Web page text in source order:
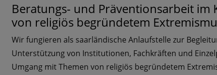
Beratungs- und Präventionsarbeit im
von religiös begründetem
Wir fungieren als saarländische Anlaufstelle zur
Unterstützung von Institutionen, Fachkräften und
Umgang mit Themen von religiös begründetem